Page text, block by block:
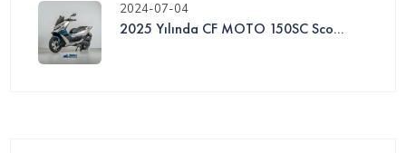
2024-07-04
2025 Yılında CF MOTO 150SC Sco...